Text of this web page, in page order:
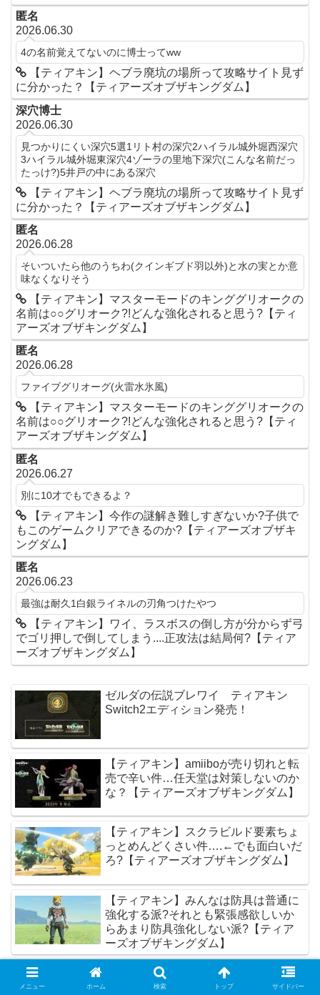
匿名
2026.06.30
4の名前覚えてないのに博士ってww
【ティアキン】ヘブラ廃坑の場所って攻略サイト見ず
に分かった？【ティアーズオブザキングダム】
深穴博士
2026.06.30
見つかりにくい深穴5選1リト村の深穴2ハイラル城外堀西深穴
3ハイラル城外堀東深穴4ゾーラの里地下深穴(こんな名前だっ
たっけ?)5井戸の中にある深穴
【ティアキン】ヘブラ廃坑の場所って攻略サイト見ず
に分かった？【ティアーズオブザキングダム】
匿名
2026.06.28
そいついたら他のうちわ(クインギブド羽以外)と水の実とか意
味なくなりそう
【ティアキン】マスターモードのキンググリオークの
名前は○○グリオーク?!どんな強化されると思う?【ティ
アーズオブザキングダム】
匿名
2026.06.28
ファイブグリオーグ(火雷水氷風)
【ティアキン】マスターモードのキンググリオークの
名前は○○グリオーク?!どんな強化されると思う?【ティ
アーズオブザキングダム】
匿名
2026.06.27
別に10才でもできるよ？
【ティアキン】今作の謎解き難しすぎないか?子供で
もこのゲームクリアできるのか?【ティアーズオブザキ
ングダム】
匿名
2026.06.23
最強は耐久1白銀ライネルの刃角つけたやつ
【ティアキン】ワイ、ラスボスの倒し方が分からず弓
でゴリ押しで倒してしまう....正攻法は結局何?【ティア
ーズオブザキングダム】
ゼルダの伝説ブレワイ ティアキン
Switch2エディション発売！
【ティアキン】amiiboが売り切れと転
売で辛い件…任天堂は対策しないのか
な？【ティアーズオブザキングダム】
【ティアキン】スクラビルド要素ちょ
っとめんどくさい件….←でも面白いだ
ろ?【ティアーズオブザキングダム】
【ティアキン】みんなは防具は普通に
強化する派?それとも緊張感欲しいか
らあまり防具強化しない派?【ティア
ーズオブザキングダム】
【ティアキン】英傑の服、2着あるっ
てだけならオープニングの場面は旧式
メニュー ホーム 検索 トップ サイドバー